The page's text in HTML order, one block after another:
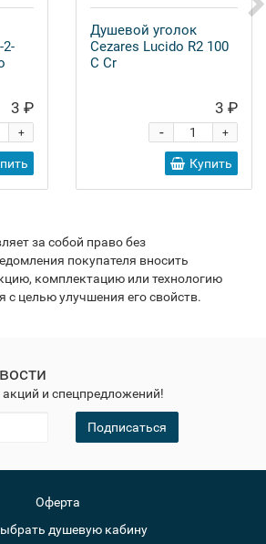
2-
3 ₽
+
Душевой уголок
Cezares Lucido R2 100
C Cr
3 ₽
+
-
Купить
за собой право без
покупателя вносить
комплектацию или технологию
с целью улучшения его свойств.
акций и спецпредложений!
Подписаться
Оферта
душевую кабину